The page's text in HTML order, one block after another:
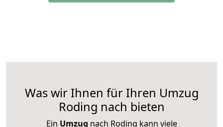
Was wir Ihnen für Ihren Umzug
Roding nach bieten
Ein Umzug nach Roding kann viele